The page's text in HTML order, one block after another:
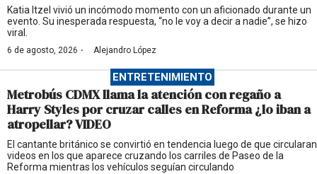
Katia Itzel vivió un incómodo momento con un aficionado durante un
evento. Su inesperada respuesta, “no le voy a decir a nadie”, se hizo
viral.
6 de agosto, 2026 · Alejandro López
ENTRETENIMIENTO
Metrobús CDMX llama la atención con regaño a
Harry Styles por cruzar calles en Reforma ¿lo iban a
atropellar? VIDEO
El cantante británico se convirtió en tendencia luego de que circularan
videos en los que aparece cruzando los carriles de Paseo de la
Reforma mientras los vehículos seguían circulando